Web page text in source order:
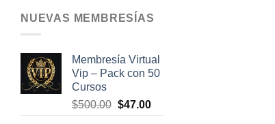
NUEVAS MEMBRESÍAS
Membresía Virtual
Vip – Pack con 50
Cursos
$500.00 El
$47.00El